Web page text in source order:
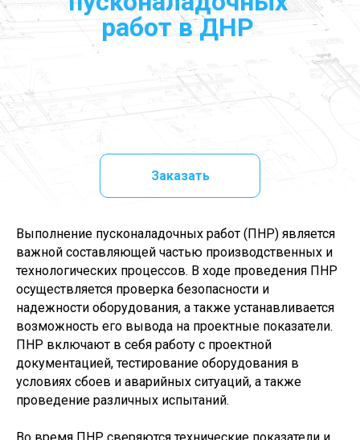
работ вДНР
Заказать
Выполнение пусконаладочных работ (ПНР) является
важной составляющей частью производственных и
технологических процессов. В ходе проведения ПНР
осуществляется проверка безопасности и
надежности оборудования, а также устанавливается
возможность его вывода на проектные показатели.
ПНР включают в себя работу с проектной
документацией, тестирование оборудования в
условиях сбоев и аварийных ситуаций, а также
проведение различных испытаний.